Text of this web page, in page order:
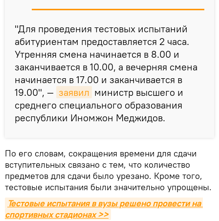
"Для проведения тестовых испытаний
абитуриентам предоставляется 2 часа.
Утренняя смена начинается в 8.00 и
заканчивается в 10.00, а вечерняя смена
начинается в 17.00 и заканчивается в
19.00", — заявил министр высшего и
среднего специального образования
республики Иномжон Меджидов.
По его словам, сокращения времени для сдачи
вступительных связано с тем, что количество
предметов для сдачи было урезано. Кроме того,
тестовые испытания были значительно упрощены.
Тестовые испытания в вузы решено провести на
спортивных стадионах >>